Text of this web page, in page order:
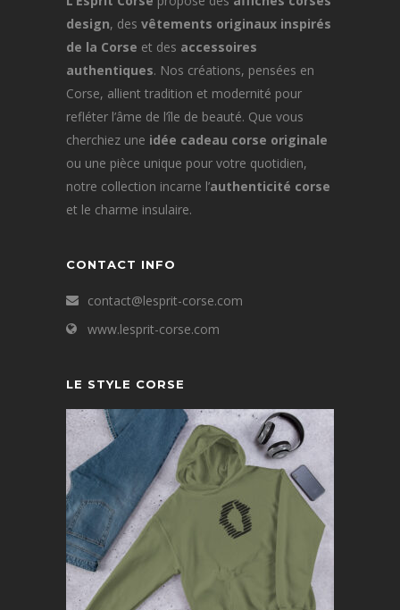
design, des vêtements originaux inspirés
de la Corse et des accessoires
authentiques. Nos créations, pensées en
Corse, allient tradition et modernité pour
refléter l’âme de l’île de beauté. Que vous
cherchiez une idée cadeau corse originale
ou une pièce unique pour votre quotidien,
notre collection incarne l’authenticité corse
et le charme insulaire.
CONTACT INFO
contact@lesprit-corse.com
www.lesprit-corse.com
LE STYLE CORSE